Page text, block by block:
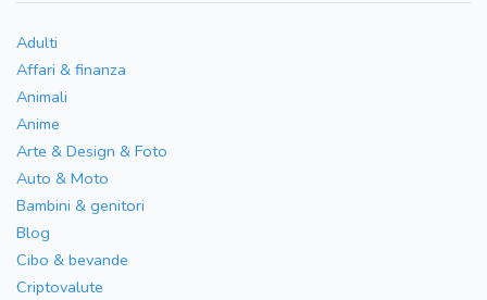
Adulti
Affari & finanza
Animali
Anime
Arte & Design & Foto
Auto & Moto
Bambini & genitori
Blog
Cibo & bevande
Criptovalute